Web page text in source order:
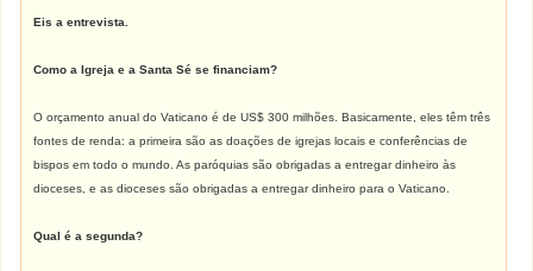
Eis a entrevista.
Como a Igreja e a Santa Sé se financiam?
O orçamento anual do Vaticano é de US$ 300 milhões. Basicamente, eles têm três
fontes de renda: a primeira são as doações de igrejas locais e conferências de
bispos em todo o mundo. As paróquias são obrigadas a entregar dinheiro às
dioceses, e as dioceses são obrigadas a entregar dinheiro para o Vaticano.
Qual é a segunda?